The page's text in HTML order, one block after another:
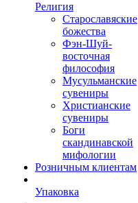
Религия
Старославяские
божества
Фэн-Шуй-
восточная
философия
Мусульманские
сувениры
Христианские
сувениры
Боги
скандинавской
мифологии
Розничным клиентам
Упаковка